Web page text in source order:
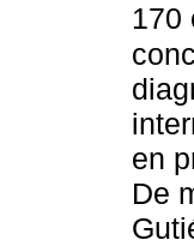
170
en
De